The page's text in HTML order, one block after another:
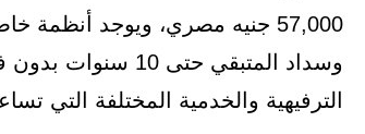
وسداد المتبقي
الترفيهية والخدمية المختلفة التي